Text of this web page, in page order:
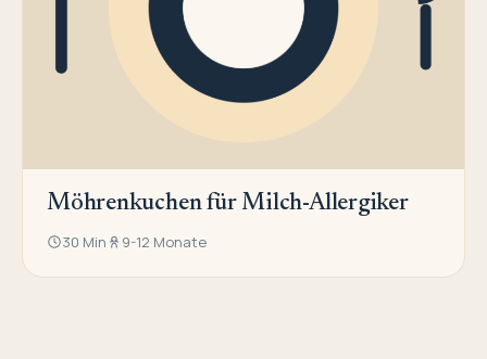
Möhrenkuchen für Milch-Allergiker
30 Min 9-12 Monate